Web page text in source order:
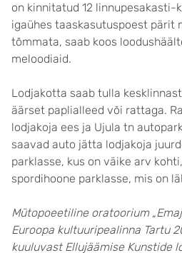
on kinnitatud 12 linnupesakasti-
igaühes taaskasutuspoest pärit
tõmmata, saab koos
meloodiaid.
Lodjakotta saab tulla
äärset paplialleed või rattaga.
lodjakoja ees ja Ujula tn
saavad auto jätta lodjakoja
parklasse, kus on väike arv
spordihoone parklasse, mis on
Mütopoeetiline oratoorium
Euroopa kultuuripealinna Tartu
kuuluvast Ellujäämise Kunstide